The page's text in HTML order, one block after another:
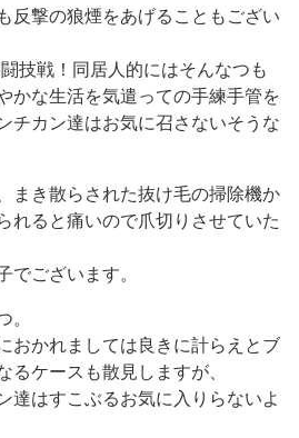
反撃の狼煙をあげることもござい
技戦！同居人的にはそんなつも
かな生活を気遣っての手練手管を
チカン達はお気に召さないそうな
まき散らされた抜け毛の掃除機か
れると痛いので爪切りさせていた
ございます。
おかれましては良きに計らえとブ
ケースも散見しますが、
達はすこぶるお気に入りらないよ